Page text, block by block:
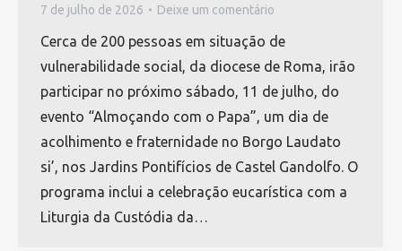
7 de julho de 2026
Deixe um comentário
Cerca de 200 pessoas em situação de
vulnerabilidade social, da diocese de Roma, irão
participar no próximo sábado, 11 de julho, do
evento “Almoçando com o Papa”, um dia de
acolhimento e fraternidade no Borgo Laudato
si’, nos Jardins Pontifícios de Castel Gandolfo. O
programa inclui a celebração eucarística com a
Liturgia da Custódia da…